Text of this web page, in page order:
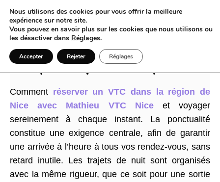
VTC Nice devient le fil conducteur de vos
Comment réserver un VTC dans la région de
Nice avec Mathieu VTC Niceet voyager
sereinement à chaque instant. La ponctualité
constitue une exigence centrale, afin de garantir
une arrivée à l’heure à tous vos rendez-vous, sans
retard inutile. Les trajets de nuit sont organisés
avec la même rigueur, que ce soit pour une sortie
Nous utilisons des cookies pour vous offrir la meilleure
expérience sur notre site.
Vous pouvez en savoir plus sur les cookies que nous utilisons ou
les désactiver dans Réglages.
Accepter Rejeter Réglages